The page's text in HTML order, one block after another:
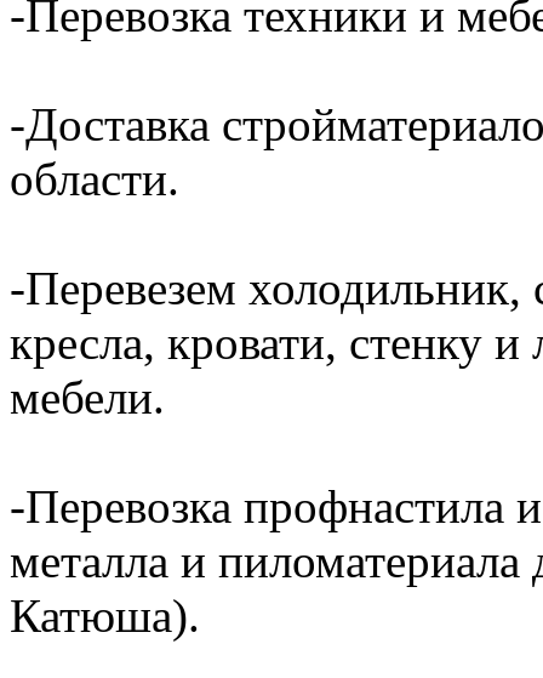
-Перевозка техники и
-Доставка
области.
-Перевезем
кресла, кровати, стенку
мебели.
-Перевозка профнастила
металла и
Катюша).